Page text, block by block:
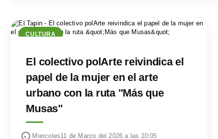
CULTURA
El colectivo polArte reivindica el
papel de la mujer en el arte
urbano con la ruta "Más que
Musas"
Miercoles11 de Marzo del 2026 a las 10:05